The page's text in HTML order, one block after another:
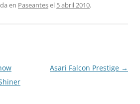
en Paseantesel 5 abril 2010.
Asari Falcon Prestige →